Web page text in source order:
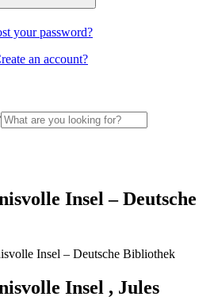
your password?
an account?
Insel – Deutsche
Insel – Deutsche Bibliothek
Insel , Jules